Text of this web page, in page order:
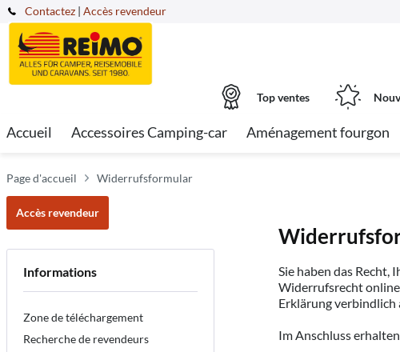
Contactez | Accès revendeur
Top ventes
Accueil Accessoires Camping-car Aménagement fourgon
Page d'accueil Widerrufsformular
Accès revendeur
Informations
Zone de téléchargement
Recherche de revendeurs
Sie haben das Recht,
Widerrufsrecht online
Erklärung verbindlich
Im Anschluss